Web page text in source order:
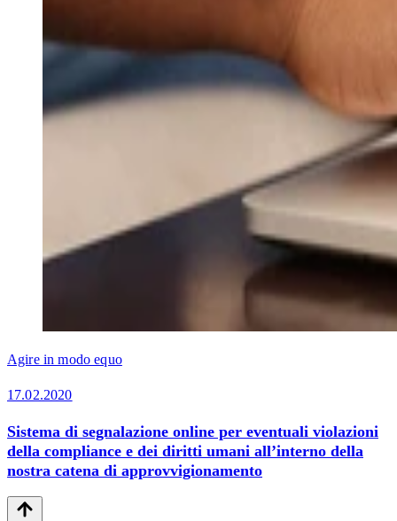
Agire in modo equo
17.02.2020
Sistema di segnalazione online per eventuali violazioni
della compliance e dei diritti umani all’interno della
nostra catena di approvvigionamento